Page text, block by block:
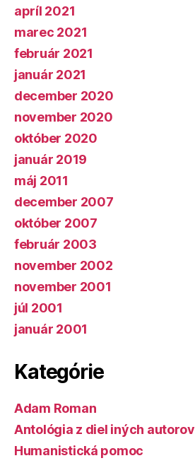
apríl 2021
marec 2021
február 2021
január 2021
december 2020
november 2020
október 2020
január 2019
máj 2011
december 2007
október 2007
február 2003
november 2002
november 2001
júl 2001
január 2001
Kategórie
Adam Roman
Antológia z diel iných autorov
Humanistická pomoc